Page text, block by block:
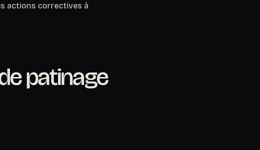
actions correctives à
patinage